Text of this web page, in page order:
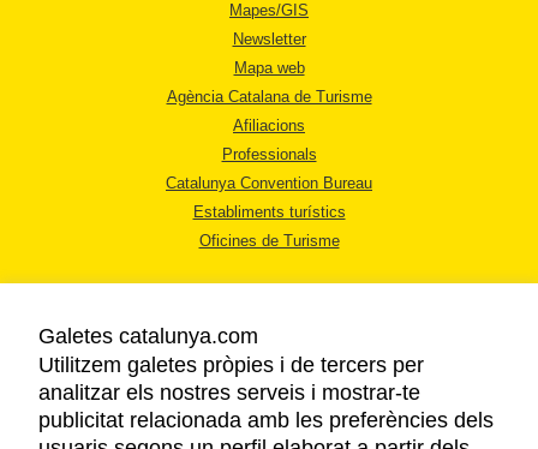
Mapes/GIS
Newsletter
Mapa web
Agència Catalana de Turisme
Afiliacions
Professionals
Catalunya Convention Bureau
Establiments turístics
Oficines de Turisme
AVÍS LEGAL
POLÍTICA DE PRIVACITAT
Galetes catalunya.com
Utilitzem galetes pròpies i de tercers per
analitzar els nostres serveis i mostrar-te
publicitat relacionada amb les preferències dels